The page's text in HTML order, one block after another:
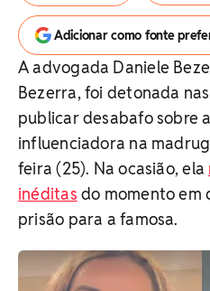
Adicionar como fonte
A advogada Daniele
Bezerra, foi detonada
publicar desabafo sobre
influenciadora na
feira (25). Na ocasião, ela
inéditas do momento em
prisão para a famosa.